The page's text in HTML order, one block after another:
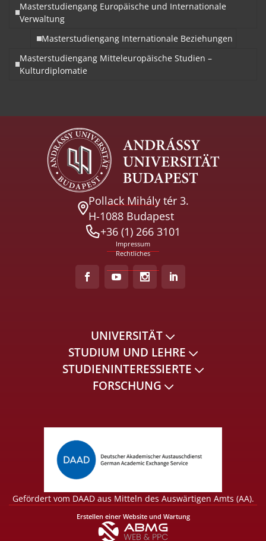
Masterstudiengang Europäische und Internationale
Verwaltung
Masterstudiengang Internationale Beziehungen
Masterstudiengang Mitteleuropäische Studien –
Kulturdiplomatie
Pollack Mihály tér 3.
H-1088 Budapest
+36 (1) 266 3101
Impressum
Rechtliches
UNIVERSITÄT
STUDIUM UND LEHRE
STUDIENINTERESSIERTE
FORSCHUNG
Gefördert vom DAAD aus Mitteln des Auswärtigen Amts (AA).
Erstellen einer Website und Wartung